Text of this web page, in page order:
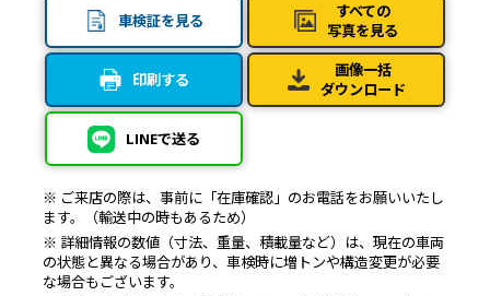
車検証を見る
印刷する
LINEで送る
すべての
写真を見る
画像一括
ダウンロード
※ ご来店の際は、事前に「在庫確認」のお電話をお願いいたし
ます。（輸送中の時もあるため）
※ 詳細情報の数値（寸法、重量、積載量など）は、現在の車両
の状態と異なる場合があり、車検時に増トンや構造変更が必要
な場合もございます。